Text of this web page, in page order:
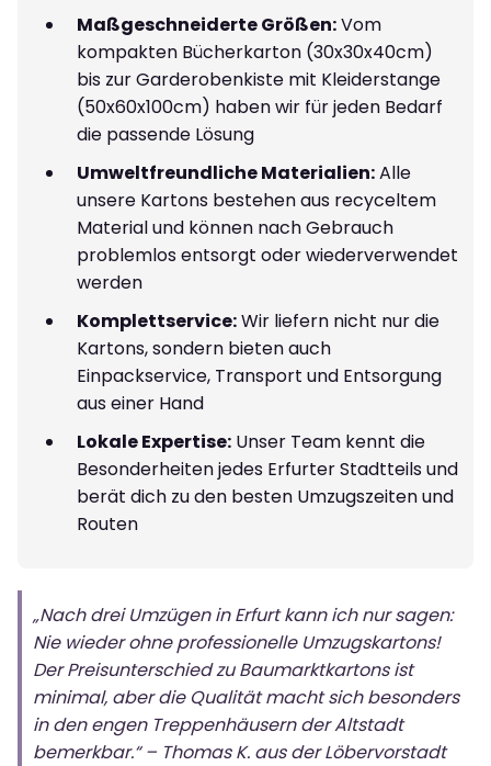
Maßgeschneiderte Größen:Vom
kompakten Bücherkarton (30x30x40cm)
bis zur Garderobenkiste mit Kleiderstange
(50x60x100cm) haben wir für jeden Bedarf
die passende Lösung
Umweltfreundliche Materialien:Alle
unsere Kartons bestehen aus recyceltem
Material und können nach Gebrauch
problemlos entsorgt oder wiederverwendet
werden
Komplettservice:Wir liefern nicht nur die
Kartons, sondern bieten auch
Einpackservice, Transport und Entsorgung
aus einer Hand
Lokale Expertise: Unser Team kennt die
Besonderheiten jedes Erfurter Stadtteils und
berät dich zu den besten Umzugszeiten und
Routen
„Nach drei Umzügen in Erfurt kann ich nur sagen:
Nie wieder ohne professionelle Umzugskartons!
Der Preisunterschied zu Baumarktkartons ist
minimal, aber die Qualität macht sich besonders
in den engen Treppenhäusern der Altstadt
bemerkbar.“ – Thomas K. aus der Löbervorstadt